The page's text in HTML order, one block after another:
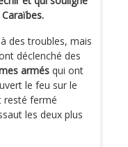
des troubles, mais
déclenché des
armés qui ont
le feu sur le
resté fermé
les deux plus